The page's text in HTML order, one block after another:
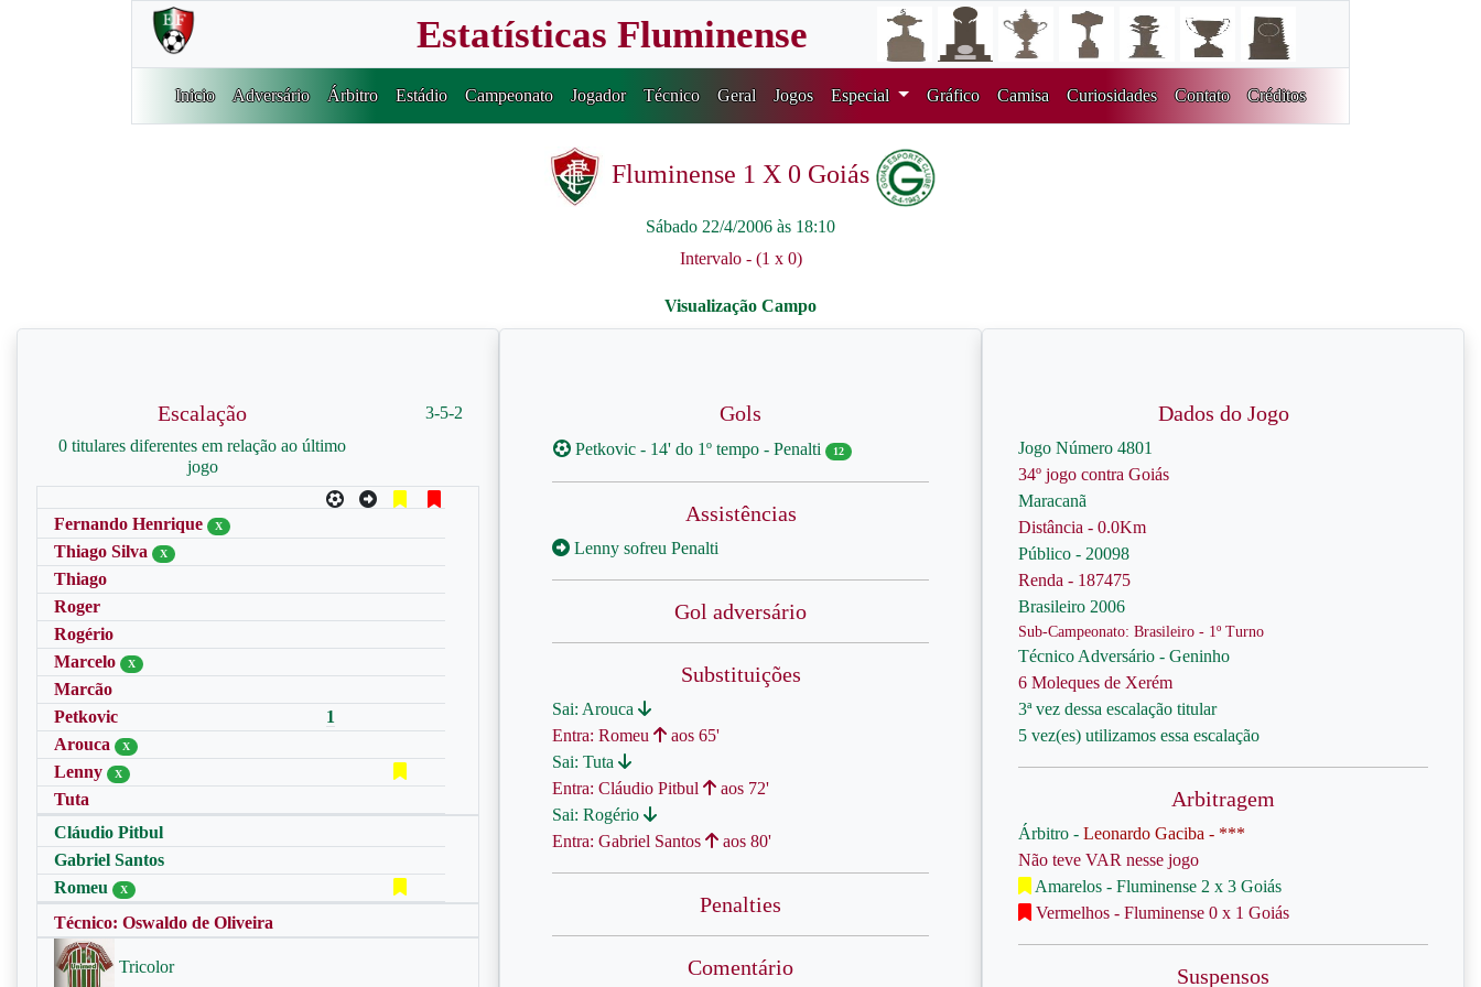
Estatísticas Fluminense
Inicio Adversário Árbitro Estádio Campeonato Jogador Técnico Geral Jogos Especial Gráfico Camisa Curiosidades Contato Créditos
Fluminense 1 X 0 Goiás
Sábado 22/4/2006 às 18:10
Intervalo - (1 x 0)
Escalação
0 titulares diferentes em relação ao último
jogo
3-5-2
Fernando Henrique X
Thiago Silva X
Thiago
Roger
Rogério
Marcelo
X
Marcão
Petkovic
1
Arouca
X
Lenny X
Tuta
Cláudio Pitbul
Gabriel Santos
Romeu
X
Técnico: Oswaldo de Oliveira
Tricolor
Gols
Petkovic - 14' do 1º tempo - Penalti 12
Assistências
Lenny sofreu Penalti
Gol adversário
Substituições
Sai: Arouca
Entra: Romeu
aos 65'
Sai: Tuta
Entra: Cláudio Pitbul
aos 72'
Sai: Rogério
Entra: Gabriel Santos
aos 80'
Penalties
Comentário
Dados do Jogo
Jogo Número 4801
34º jogo contra Goiás
Maracanã
Distância - 0.0Km
Público - 20098
Renda - 187475
Brasileiro 2006
Sub-Campeonato: Brasileiro - 1º Turno
Técnico Adversário - Geninho
6 Moleques de Xerém
3ª vez dessa escalação titular
5 vez(es) utilizamos essa escalação
Arbitragem
Árbitro - Leonardo Gaciba - ***
Não teve VAR nesse jogo
Amarelos - Fluminense 2 x 3 Goiás
Vermelhos - Fluminense 0 x 1 Goiás
Suspensos